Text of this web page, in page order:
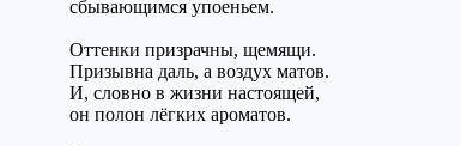
сбывающимся упоеньем.
Оттенки призрачны, щемящи.
Призывна даль, а воздух матов.
И, словно в жизни настоящей,
он полон лёгких ароматов.